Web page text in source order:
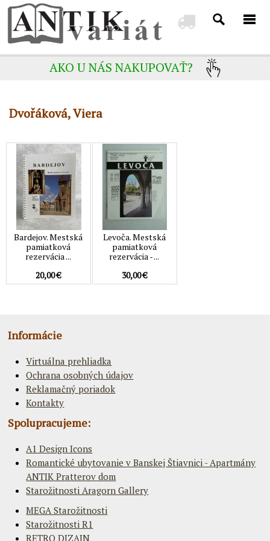
AKO U NÁS NAKUPOVAŤ?
Dvořáková, Viera
Bardejov. Mestská
pamiatková
rezervácia ...
20,00 €
Levoča. Mestská
pamiatková
rezervácia - ...
30,00 €
Informácie
Virtuálna prehliadka
Ochrana osobných údajov
Reklamačný poriadok
Kontakty
Spolupracujeme:
A1 Design Icons
Romantické ubytovanie v Banskej Štiavnici - Apartmány
ANTIK Pratterov dom
Starožitnosti Aragorn Gallery
MEGA Starožitnosti
Starožitnosti R1
RETRO DIZAJN